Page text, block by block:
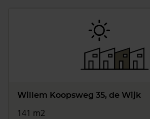
Willem Koopsweg 35, de Wijk
141 m2